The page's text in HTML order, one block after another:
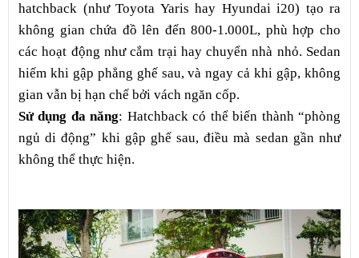
hatchback (như Toyota Yaris hay Hyundai i20) tạo ra
không gian chứa đồ lên đến 800-1.000L, phù hợp cho
các hoạt động như cắm trại hay chuyển nhà nhỏ. Sedan
hiếm khi gập phẳng ghế sau, và ngay cả khi gập, không
gian vẫn bị hạn chế bởi vách ngăn cốp.
Sử dụng đa năng: Hatchback có thể biến thành “phòng
ngủ di động” khi gập ghế sau, điều mà sedan gần như
không thể thực hiện.